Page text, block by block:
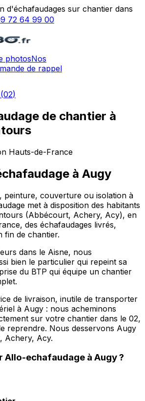
d'échafaudages sur chantier dans
72 64 99 00
photosNos
de rappel
(02)
de chantier à
Hauts-de-France
à Augy
peinture, couverture ou isolation à
met à disposition des habitants
(Abbécourt, Achery, Acy), en
des échafaudages livrés,
fin de chantier.
dans le Aisne, nous
bien le particulier qui repeint sa
du BTP qui équipe un chantier
de livraison, inutile de transporter
à Augy : nous acheminons
sur votre chantier dans le 02,
reprendre. Nous desservons Augy
Achery, Acy.
Allo-echafaudage à Augy?